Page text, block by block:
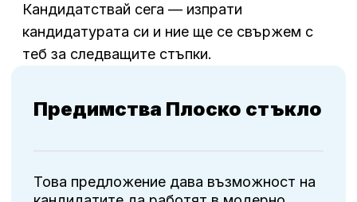
Кандидатствай сега — изпрати
кандидатурата си и ние ще се свържем с
теб за следващите стъпки.
Предимства Плоско стъкло
Това предложение дава възможност на